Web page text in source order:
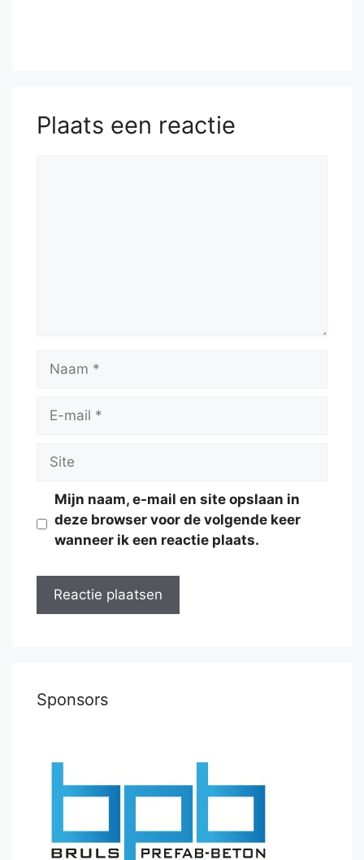
Plaats een reactie
Naam
Site
Mijn naam, e-mail en site opslaan in
deze browser voor de volgende keer
wanneer ik een reactie plaats.
Sponsors